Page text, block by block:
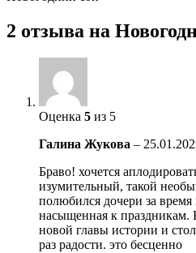
2 отзыва на
Оценка 5 из 5
Галина Жукова –
Браво! хочется
изумительный, такой
полюбился дочери за
насыщенная к праздникам.
новой главы истории и
раз радости. это бесценно